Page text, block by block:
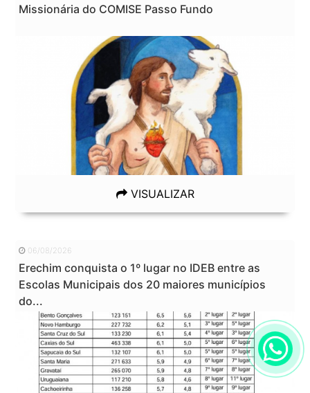
Missionária do COMISE Passo Fundo
VISUALIZAR
06/08/2026
Erechim conquista o 1º lugar no IDEB entre as
Escolas Municipais dos 20 maiores municípios
do...